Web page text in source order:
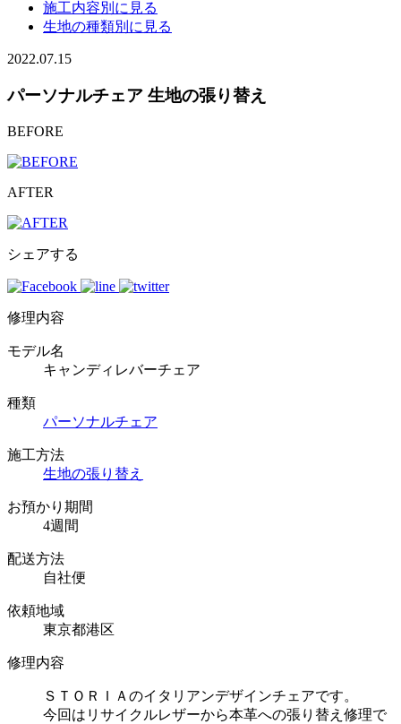
施工内容別に見る
生地の種類別に見る
2022.07.15
パーソナルチェア 生地の張り替え
BEFORE
AFTER
シェアする
修理内容
モデル名
キャンディレバーチェア
種類
パーソナルチェア
施工方法
生地の張り替え
お預かり期間
4週間
配送方法
自社便
依頼地域
東京都港区
修理内容
ＳＴＯＲＩＡのイタリアンデザインチェアです。
今回はリサイクルレザーから本革への張り替え修理で